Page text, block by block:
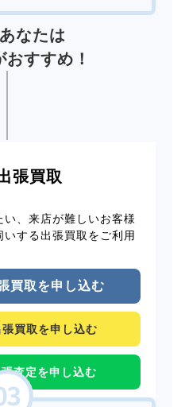
なたは
おすすめ！
張買取
、来店が難しいお客様
する出張買取をご利用
買取を申し込む
買取を申し込む
査定を申し込む